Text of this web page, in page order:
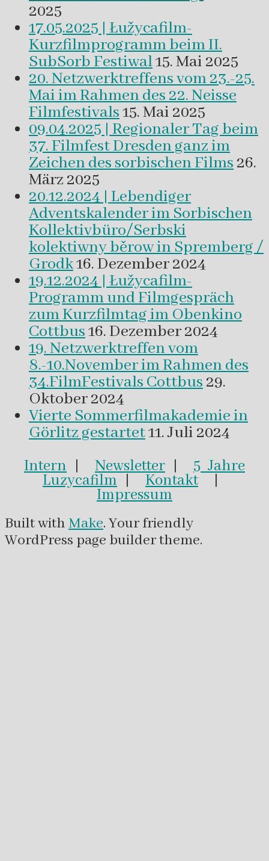
2025
17.05.2025 | Łužycafilm-
Kurzfilmprogramm beim II.
SubSorb Festiwal15. Mai 2025
20. Netzwerktreffens vom 23.-25.
Mai im Rahmen des 22. Neisse
Filmfestivals15. Mai 2025
09.04.2025 | Regionaler Tag beim
37. Filmfest Dresden ganz im
Zeichen des sorbischen Films26.
März 2025
20.12.2024 | Lebendiger
Adventskalender im Sorbischen
Kollektivbüro/Serbski
kolektiwny běrow in Spremberg /
Grodk16. Dezember 2024
19.12.2024 | Łužycafilm-
Programm und Filmgespräch
zum Kurzfilmtag im Obenkino
Cottbus16. Dezember 2024
19. Netzwerktreffen vom
8.-10.November im Rahmen des
34.FilmFestivals Cottbus29.
Oktober 2024
Vierte Sommerfilmakademie in
Görlitz gestartet11. Juli 2024
Intern | Newsletter | 5 Jahre
Luzycafilm | Kontakt|
Impressum
Built withMake. Your friendly
WordPress page builder theme.